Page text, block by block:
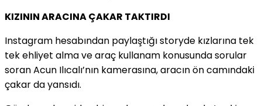
KIZININ ARACINA ÇAKAR TAKTIRDI
Instagram hesabından paylaştığı storyde kızlarına tek
tek ehliyet alma ve araç kullanam konusunda sorular
soran Acun Ilıcalı’nın kamerasına, aracın ön camındaki
çakar da yansıdı.